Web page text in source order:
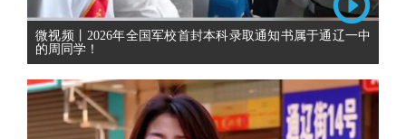
微视频丨2026年全国军校首封本科录取通知书属于通辽一中
的周同学！